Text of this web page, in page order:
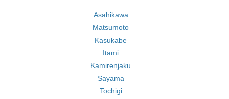
Asahikawa
Matsumoto
Kasukabe
Itami
Kamirenjaku
Sayama
Tochigi